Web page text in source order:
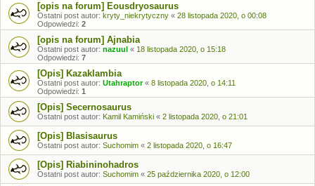
[opis na forum] Eousdryosaurus
Ostatni post autor: kryty_niekrytyczny « 28 listopada 2020, o 00:08
Odpowiedzi: 2
[opis na forum] Ajnabia
Ostatni post autor: nazuul « 18 listopada 2020, o 15:18
Odpowiedzi: 7
[Opis] Kazaklambia
Ostatni post autor: Utahraptor« 8 listopada 2020, o 14:11
Odpowiedzi: 1
[Opis] Secernosaurus
Ostatni post autor: Kamil Kamiński « 2 listopada 2020, o 21:01
[Opis] Blasisaurus‎
Ostatni post autor: Suchomim « 2 listopada 2020, o 16:47
[Opis] Riabininohadros
Ostatni post autor: Suchomim « 25 października 2020, o 12:00